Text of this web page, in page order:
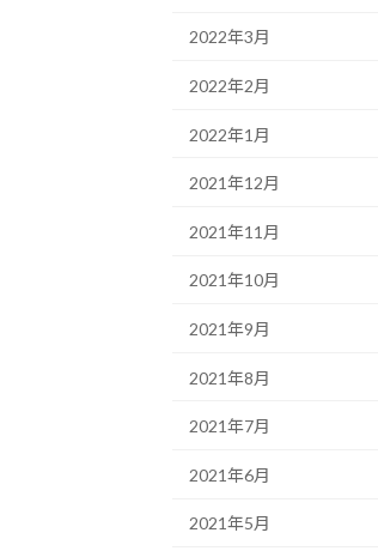
2022年3月
2022年2月
2022年1月
2021年12月
2021年11月
2021年10月
2021年9月
2021年8月
2021年7月
2021年6月
2021年5月